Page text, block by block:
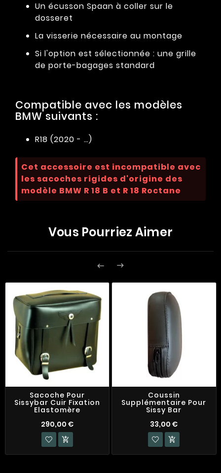
Un écusson Spaan à coller sur le
dosseret
La visserie nécessaire au montage
Si l'option est sélectionnée : une grille
de porte-bagages standard
Compatible avec les modèles
BMW suivants :
R18 (2020 - …)
Cet accessoire est incompatible avec
les sacoches rigides d'origine des
modèle BMW R 18 B et R 18 Roctane
Vous Pourriez Aimer
 
Sacoche Pour
Sissybar Cuir Fixation
Elastomère
290,00 €

Coussin
Supplémentaire Pour
Sissy Bar
33,00 €
